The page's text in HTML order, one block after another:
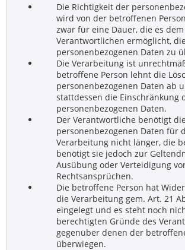
Die Richtigkeit der
wird von der betroffenen
zwar für eine Dauer, die es dem
Verantwortlichen ermöglicht,
personenbezogenen Daten zu
Die Verarbeitung ist
betroffene Person lehnt die
personenbezogenen Daten ab
stattdessen die Einschränkung
personenbezogenen Daten.
Der Verantwortliche benötigt die
personenbezogenen Daten für
Verarbeitung nicht länger, die
benötigt sie jedoch zur
Ausübung oder Verteidigung
Rechtsansprüchen.
Die betroffene Person hat
die Verarbeitung gem. Art. 21
eingelegt und es steht noch
berechtigten Gründe des
gegenüber denen der
überwiegen.